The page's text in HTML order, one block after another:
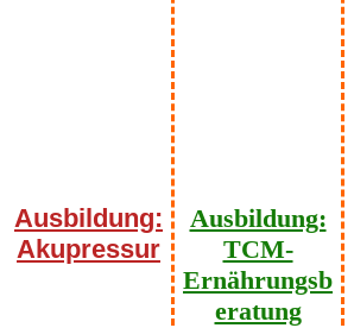
Ausbildung:
Akupressur
Ausbildung:
TCM-
Ernährungsb
eratung